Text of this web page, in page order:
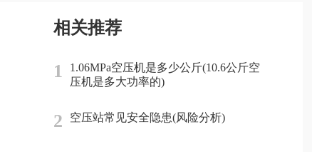
相关推荐
1
1.06MPa空压机是多少公斤(10.6公斤空
压机是多大功率的)
2 空压站常见安全隐患(风险分析)